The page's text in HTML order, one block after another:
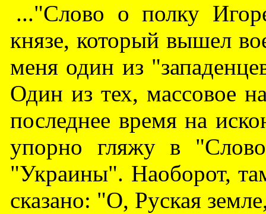
..."Слово о полку
князе, который вышел
меня один из
Один из тех, массовое
последнее время на
упорно гляжу в
"Украины". Наоборот,
сказано: "О, Руская